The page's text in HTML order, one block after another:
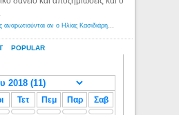
POPULAR
Αμερικανοί ρατσιστές αναρωτιούνται αν ο Ηλίας Κασιδιάρης ανήκει στη λευκή φυλή... - Λόγιος Ερμής
Τετ Πεμ Παρ Σαβ